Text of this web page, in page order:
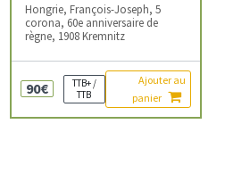
Hongrie, François-Joseph, 5
corona, 60e anniversaire de
règne, 1908 Kremnitz
90€
TTB+ /
TTB
Ajouter au
panier